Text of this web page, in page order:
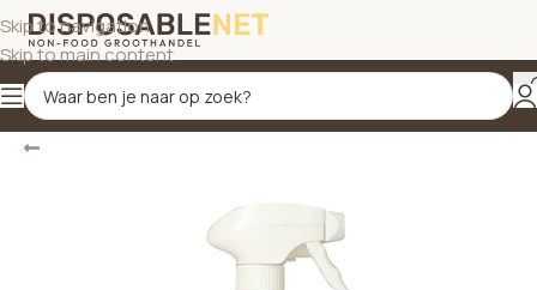
Skip to navigation
Skip to main content
Terug Home/Oppervlakken